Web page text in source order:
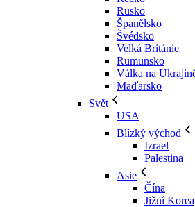
Rusko
Španělsko
Švédsko
Velká Británie
Rumunsko
Válka na
Maďarsko
Svět
USA
Blízký východ
Izrael
Palestina
Asie
Čína
Jižní Korea